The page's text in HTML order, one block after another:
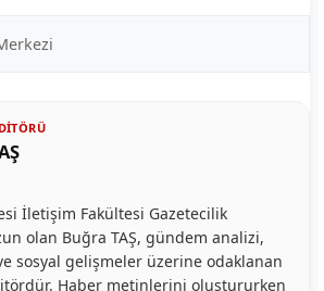
İletişim Fakültesi Gazetecilik
olan Buğra TAŞ, gündem analizi,
sosyal gelişmeler üzerine odaklanan
Haber metinlerini oluştururken